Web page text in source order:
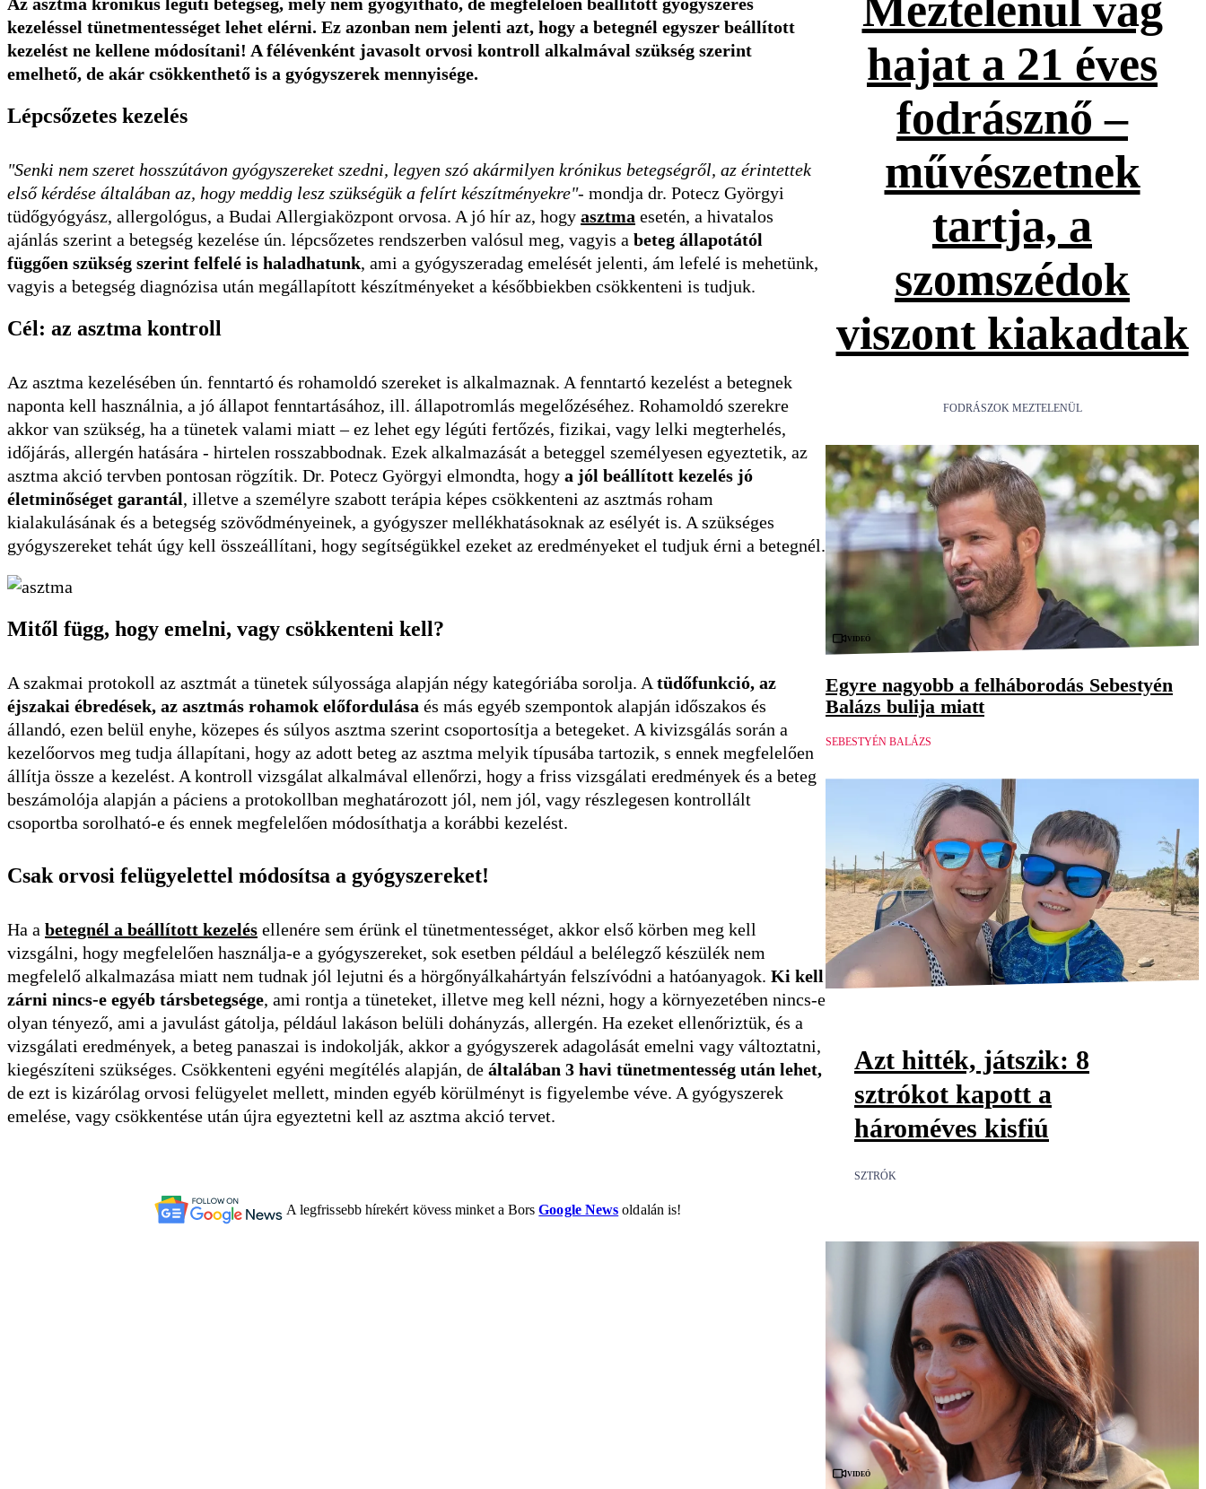
kezeléssel tünetmentességet lehet elérni. Ez azonban nem jelenti azt, hogy a betegnél egyszer beállított
kezelést ne kellene módosítani! A félévenként javasolt orvosi kontroll alkalmával szükség szerint
emelhető, de akár csökkenthető is a gyógyszerek mennyisége.
Lépcsőzetes kezelés
"Senki nem szeret hosszútávon gyógyszereket szedni, legyen szó akármilyen krónikus betegségről, az érintettek
első kérdése általában az, hogy meddig lesz szükségük a felírt készítményekre"- mondja dr. Potecz Györgyi
tüdőgyógyász, allergológus, a Budai Allergiaközpont orvosa. A jó hír az, hogy asztma esetén, a hivatalos
ajánlás szerint a betegség kezelése ún. lépcsőzetes rendszerben valósul meg, vagyis a beteg állapotától
függően szükség szerint felfelé is haladhatunk, ami a gyógyszeradag emelését jelenti, ám lefelé is mehetünk,
vagyis a betegség diagnózisa után megállapított készítményeket a későbbiekben csökkenteni is tudjuk.
Cél: az asztma kontroll
Az asztma kezelésében ún. fenntartó és rohamoldó szereket is alkalmaznak. A fenntartó kezelést a betegnek
naponta kell használnia, a jó állapot fenntartásához, ill. állapotromlás megelőzéséhez. Rohamoldó szerekre
akkor van szükség, ha a tünetek valami miatt – ez lehet egy légúti fertőzés, fizikai, vagy lelki megterhelés,
időjárás, allergén hatására - hirtelen rosszabbodnak. Ezek alkalmazását a beteggel személyesen egyeztetik, az
asztma akció tervben pontosan rögzítik. Dr. Potecz Györgyi elmondta, hogy a jól beállított kezelés jó
életminőséget garantál, illetve a személyre szabott terápia képes csökkenteni az asztmás roham
kialakulásának és a betegség szövődményeinek, a gyógyszer mellékhatásoknak az esélyét is. A szükséges
gyógyszereket tehát úgy kell összeállítani, hogy segítségükkel ezeket az eredményeket el tudjuk érni a betegnél.
Mitől függ, hogy emelni, vagy csökkenteni kell?
A szakmai protokoll az asztmát a tünetek súlyossága alapján négy kategóriába sorolja. A tüdőfunkció, az
éjszakai ébredések, az asztmás rohamok előfordulása és más egyéb szempontok alapján időszakos és
állandó, ezen belül enyhe, közepes és súlyos asztma szerint csoportosítja a betegeket. A kivizsgálás során a
kezelőorvos meg tudja állapítani, hogy az adott beteg az asztma melyik típusába tartozik, s ennek megfelelően
állítja össze a kezelést. A kontroll vizsgálat alkalmával ellenőrzi, hogy a friss vizsgálati eredmények és a beteg
beszámolója alapján a páciens a protokollban meghatározott jól, nem jól, vagy részlegesen kontrollált
csoportba sorolható-e és ennek megfelelően módosíthatja a korábbi kezelést.
Csak orvosi felügyelettel módosítsa a gyógyszereket!
Ha a betegnél a beállított kezelés ellenére sem érünk el tünetmentességet, akkor első körben meg kell
vizsgálni, hogy megfelelően használja-e a gyógyszereket, sok esetben például a belélegző készülék nem
megfelelő alkalmazása miatt nem tudnak jól lejutni és a hörgőnyálkahártyán felszívódni a hatóanyagok. Ki kell
zárni nincs-e egyéb társbetegsége, ami rontja a tüneteket, illetve meg kell nézni, hogy a környezetében nincs-e
olyan tényező, ami a javulást gátolja, például lakáson belüli dohányzás, allergén. Ha ezeket ellenőriztük, és a
vizsgálati eredmények, a beteg panaszai is indokolják, akkor a gyógyszerek adagolását emelni vagy változtatni,
kiegészíteni szükséges. Csökkenteni egyéni megítélés alapján, de általában 3 havi tünetmentesség után lehet,
de ezt is kizárólag orvosi felügyelet mellett, minden egyéb körülményt is figyelembe véve. A gyógyszerek
emelése, vagy csökkentése után újra egyeztetni kell az asztma akció tervet.
A legfrissebb hírekért kövess minket a BorsGoogle News oldalán is!
Meztelenül vág
hajat a 21 éves
fodrásznő –
művészetnek
tartja, a
szomszédok
viszont kiakadtak
FODRÁSZOK MEZTELENÜL
Videó
Egyre nagyobb a felháborodás Sebestyén
Balázs bulija miatt
SEBESTYÉN BALÁZS
Azt hitték, játszik: 8
sztrókot kapott a
hároméves kisfiú
SZTRÓK
Videó